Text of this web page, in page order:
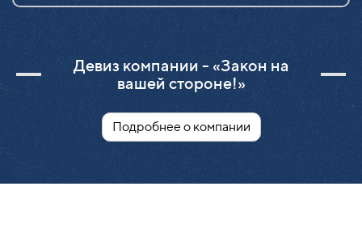
Девиз компании - «Закон на
вашей стороне!»
Подробнее о компании